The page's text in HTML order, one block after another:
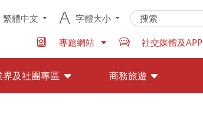
繁體中文 字體大小
專題網站 社交媒體及APP
界及社團專區 商務旅遊